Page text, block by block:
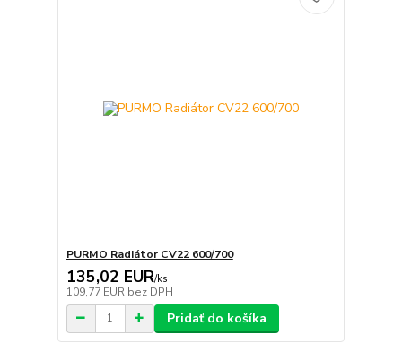
PURMO Radiátor CV22 600/700
135,02 EUR/ks
109,77 EUR bez DPH
Pridať do košíka